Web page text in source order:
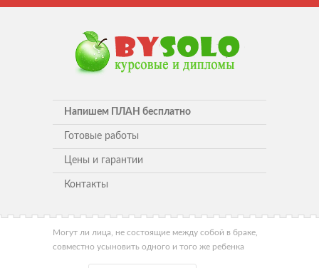
Напишем ПЛАН бесплатно
Готовые работы
Цены и гарантии
Контакты
Могут ли лица, не состоящие между собой в браке,
совместно усыновить одного и того же ребенка